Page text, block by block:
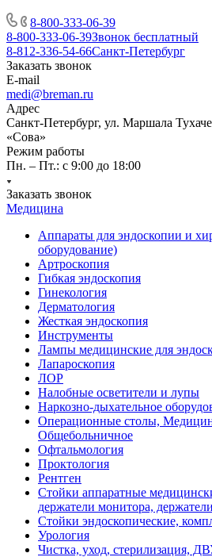
8-800-333-06-39
8-800-333-06-39Звонок бесплатный
8-812-336-54-66Санкт-Петербург
Заказать звонок
E-mail
medi@breman.ru
Адрес
Санкт-Петербург, ул. Маршала
«Сова»
Режим работы
Пн. – Пт.: с 9:00 до 18:00
Заказать звонок
Медицина
Аппараты для эндоскопии и
оборудование)
Артроскопия
Гибкая эндоскопия
Гинекология
Дерматология
Жесткая эндоскопия
Инструменты
Лампы медицинские для
Лапароскопия
ЛОР
Налобные осветители и лупы
Наркозно-дыхательное
Операционные столы,
Общебольничное
Офтальмология
Проктология
Рентген
Стойки аппаратные
держатели монитора,
Стойки эндоскопические,
Урология
Чистка, уход, стерилизация,